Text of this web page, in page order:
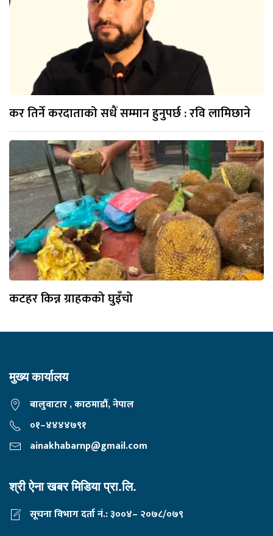
कर तिर्ने करदाताको सधैं सम्मान हुनुपर्छ : रवि लामिछाने
कटहर किन्न ग्राहकको घुइँचो
मुख्य कार्यालय
बालुवाटार , काठमाडौं, नेपाल
०१–४४४४७९१
ainakhabarnp@gmail.com
श्री ऐना खबर मिडिया प्रा.लि.
सूचना विभाग दर्ता नं.: ३००४– २०७८/०७९